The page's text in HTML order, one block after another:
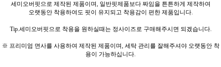
세미오버핏으로 제작된 제품이며, 일반핏제품보다 짜임을 튼튼하게 제작하여
오랫동안 착용하여도 핏이 유지되고 착용감이 편한 제품입니다.
Tip.세미오버핏으로 착용을 원하실때는 정사이즈로 구매해주시면 되겠습니다.
※ 프리미엄 면사를 사용하여 제작된 제품이며, 세탁 관리를 잘해주셔야 오랫동안 착
용이 가능하십니다.